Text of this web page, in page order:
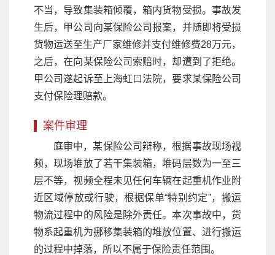
不当，导致集装箱倾覆，箱内货物受损。事故发
生后，甲公司向某保险公司报案，并随即将受损
货物运送至生产厂家维修并支付维修费28万元，
之后，在向某保险公司索赔时，却遭到了拒绝。
甲公司遂起诉至上海虹口法院，要求某保险公司
支付保险理赔款。
案件审理
庭审中，某保险公司辩称，根据事故现场视
频，现场堆放了若干集装箱，堆码层数为一至三
层不等，视频全程未见任何车辆在起重机作业附
近区域停放或行驶，根据保单“特别约定”，搬运
物流过程中的风险是除外责任。本次事故中，货
物系起重机为挪移集装箱的堆放位置、进行搬运
的过程中掉落，所以不属于保险责任范围。